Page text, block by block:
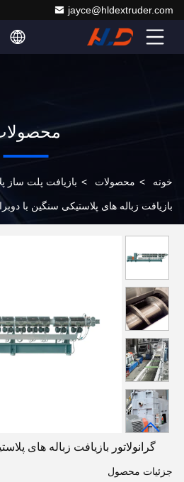
jayce@hldextruder.com
خونه > محصولات > بازیافت پلت ساز
بازیافت زباله های پلاستیکی سنگین با
گرانولاتور بازیافت زباله های
جزئیات محصول